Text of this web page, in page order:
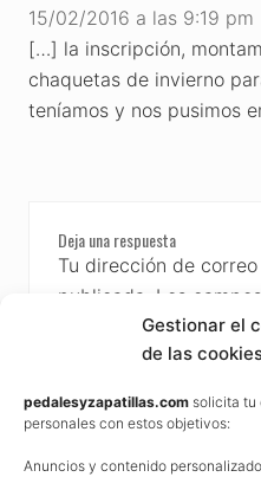
Gestionar el
de las
pedalesyzapatillas.com solicita tu
personales con estos objetivos:
Anuncios y contenido
15/02/2016 a las 9:19 pm
[…] la inscripción,
chaquetas de invierno
teníamos y nos pusimos
Deja una respuesta
Tu dirección de
publicada. Los
marcados con*